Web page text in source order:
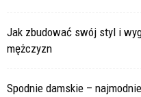
Jak zbudować swój styl i
mężczyzn
Spodnie damskie –